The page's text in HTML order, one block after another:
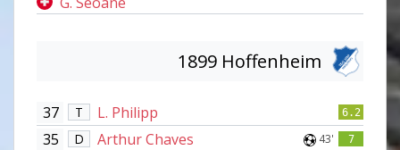
1899 Hoffenheim
37 T L. Philipp 6.2
35 D Arthur Chaves 43' 7